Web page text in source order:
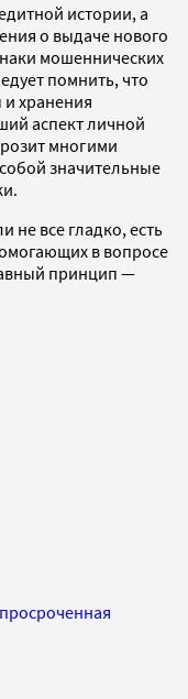
истории, а
о выдаче нового
мошеннических
помнить, что
хранения
аспект личной
многими
значительные
не все гладко, есть
в вопросе
принцип —
просроченная